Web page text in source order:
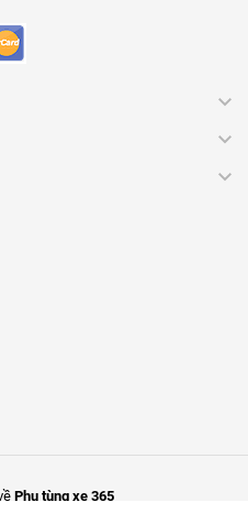
Phụ tùng xe 365